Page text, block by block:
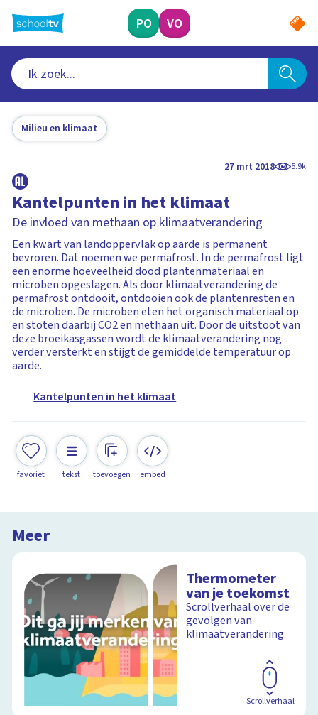
naar
hoofdinhoud
PO VO
Milieu en klimaat
27 mrt 2018 5.9k
Kantelpunten in het klimaat
De invloed van methaan op klimaatverandering
Een kwart van landoppervlak op aarde is permanent
bevroren. Dat noemen we permafrost. In de permafrost ligt
een enorme hoeveelheid dood plantenmateriaal en
microben opgeslagen. Als door klimaatverandering de
permafrost ontdooit, ontdooien ook de plantenresten en
de microben. De microben eten het organisch materiaal op
en stoten daarbij CO2 en methaan uit. Door de uitstoot van
deze broeikasgassen wordt de klimaatverandering nog
verder versterkt en stijgt de gemiddelde temperatuur op
aarde.
Kantelpunten in het klimaat
favoriet tekst toevoegen embed
Meer
Thermometer
van je toekomst
Scrollverhaal over de
gevolgen van
klimaatverandering
Scrollverhaal